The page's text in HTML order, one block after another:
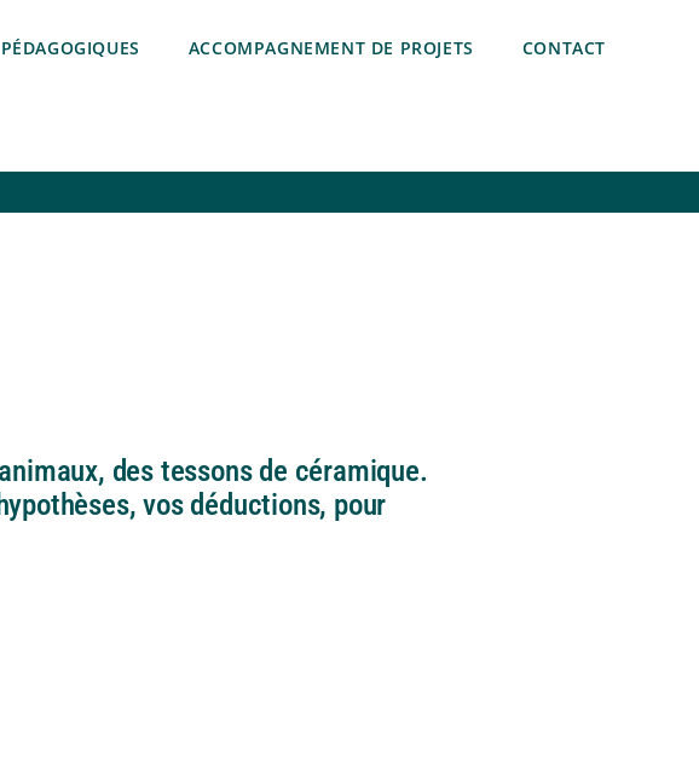
ACCOMPAGNEMENT DE PROJETS CONTACT
des tessons de céramique.
vos déductions, pour